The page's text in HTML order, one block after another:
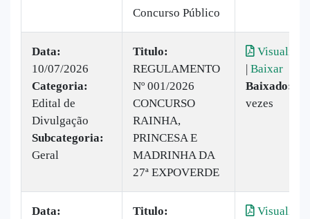
Concurso Público
Data:
10/07/2026
Categoria:
Edital de
Divulgação
Subcategoria:
Geral
Titulo:
REGULAMENTO
Nº 001/2026
CONCURSO
RAINHA,
PRINCESA E
MADRINHA DA
27ª EXPOVERDE
Visualizar
| Baixar
Baixado:
vezes
Data:
Titulo:
Visualizar